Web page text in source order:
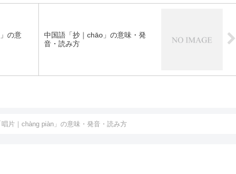
の意
中国語「抄｜chāo」の意味・発
音・読み方
片｜chàng piàn」の意味・発音・読み方